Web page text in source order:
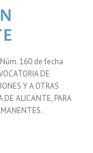
160 de fecha
DE
Y A OTRAS
DE ALICANTE, PARA